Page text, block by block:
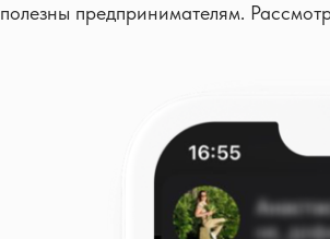
полезны предпринимателям.